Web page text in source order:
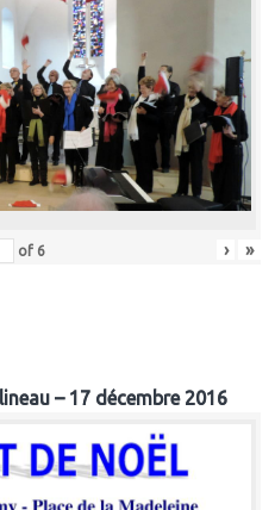
of 6 › »
– 17 décembre 2016